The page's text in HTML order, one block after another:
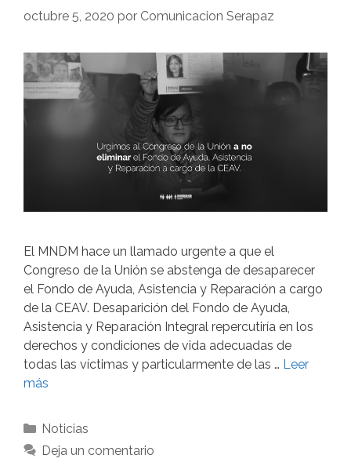
octubre 5, 2020 por Comunicacion Serapaz
El MNDM hace un llamado urgente a que el
Congreso de la Unión se abstenga de desaparecer
el Fondo de Ayuda, Asistencia y Reparación a cargo
de la CEAV. Desaparición del Fondo de Ayuda,
Asistencia y Reparación Integral repercutiría en los
derechos y condiciones de vida adecuadas de
todas las víctimas y particularmente de las … Leer
más
Noticias
Deja un comentario